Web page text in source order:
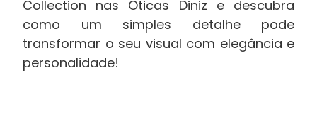
Collection nas Óticas Diniz e descubra
como um simples detalhe pode
transformar o seu visual com elegância e
personalidade!